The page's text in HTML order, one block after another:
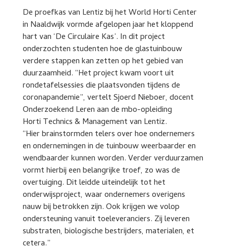
De proefkas van Lentiz bij het World Horti Center
in Naaldwijk vormde afgelopen jaar het kloppend
hart van ‘De Circulaire Kas’. In dit project
onderzochten studenten hoe de glastuinbouw
verdere stappen kan zetten op het gebied van
duurzaamheid. “Het project kwam voort uit
rondetafelsessies die plaatsvonden tijdens de
coronapandemie”, vertelt Sjoerd Nieboer, docent
Onderzoekend Leren aan de mbo-opleiding
Horti Technics & Management van Lentiz.
“Hier brainstormden telers over hoe ondernemers
en ondernemingen in de tuinbouw weerbaarder en
wendbaarder kunnen worden. Verder verduurzamen
vormt hierbij een belangrijke troef, zo was de
overtuiging. Dit leidde uiteindelijk tot het
onderwijsproject, waar ondernemers overigens
nauw bij betrokken zijn. Ook krijgen we volop
ondersteuning vanuit toeleveranciers. Zij leveren
substraten, biologische bestrijders, materialen, et
cetera.”